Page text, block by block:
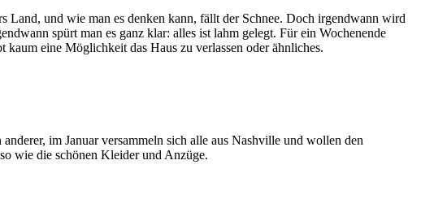
Land, und wie man es denken kann, fällt der Schnee. Doch irgendwann wird
spürt man es ganz klar: alles ist lahm gelegt. Für ein Wochenende
eine Möglichkeit das Haus zu verlassen oder ähnliches.
im Januar versammeln sich alle aus Nashville und wollen den
wie die schönen Kleider und Anzüge.